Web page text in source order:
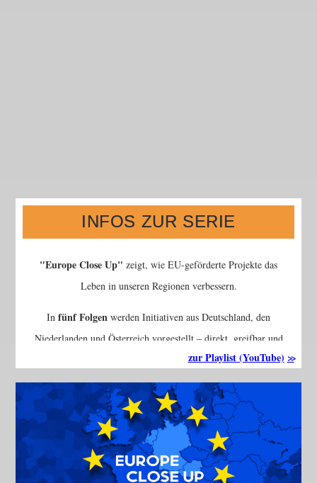
INFOS ZUR SERIE
Europe Close Up
zeigt, wie EU-geförderte Projekte das
Leben in unseren Regionen verbessern.
In fünf Folgen werden Initiativen aus Deutschland, den
Niederlanden und Österreich vorgestellt – direkt, greifbar und
grenzüberschreitend.zur Playlist (YouTube)